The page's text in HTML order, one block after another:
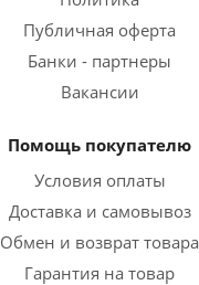
Публичная оферта
Банки - партнеры
Вакансии
Помощь покупателю
Условия оплаты
Доставка и самовывоз
Обмен и возврат товара
Гарантия на товар